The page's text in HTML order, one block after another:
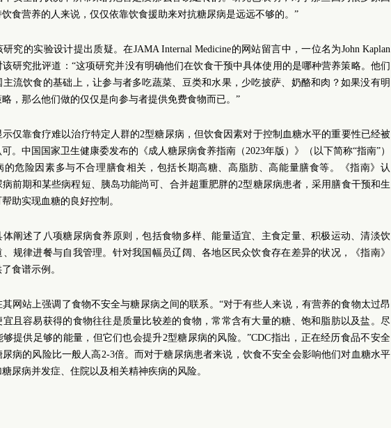
食营养的人来说，仅仅依靠饮食援助来对抗糖尿病是远远不够的。”
究的实验设计提出质疑。在JAMA Internal Medicine的网站留言中，一位名为John Kaplan
该研究批评道：“这项研究并没有明确他们在饮食干预中具体使用的是哪种营养策略。他们
主流饮食的基础上，让参与者多吃蔬菜、豆类和水果，少吃披萨、奶酪和肉？如果没有明
，那么他们做的仅仅是向参与者提供免费食物而已。”
示仅靠食疗难以治疗特定人群的2型糖尿病，但饮食因素对于控制血糖水平的重要性已经被
。中国国家卫生健康委发布的《成人糖尿病食养指南（2023年版）》（以下简称“指南”）
的危险因素多与不合理膳食相关，包括长期高糖、高脂肪、高能量膳食等。《指南》认
病前期和某些病程短、胰岛功能尚可、合并超重肥胖的2型糖尿病患者，采用膳食干预和生
助实现血糖的良好控制。
体阐述了八项糖尿病食养原则，包括食物多样、能量适宜、主食定量、积极运动、清淡饮
规律进餐与自我管理。针对我国幅员辽阔、各地区民众饮食存在差异的状况，《指南》
食谱示例。
其网站上强调了食物不安全与糖尿病之间的联系。“对于有些人来说，有营养的食物太过昂
宜且容易获得的食物往往是质量比较差的食物，常常含有大量的糖、饱和脂肪以及盐。尽
提供足够的能量，但它们也会提升2型糖尿病的风险。”CDC指出，正在经历食品不安全
尿病的风险比一般人高2-3倍。而对于糖尿病患者来说，饮食不安全会影响他们对血糖水平
尿病并发症、住院以及相关精神疾病的风险。